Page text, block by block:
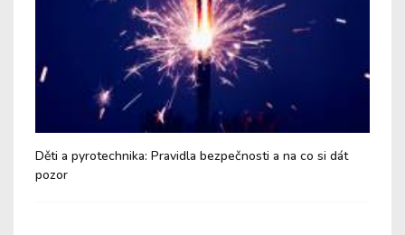
Děti a pyrotechnika: Pravidla bezpečnosti a na co si dát
pozor